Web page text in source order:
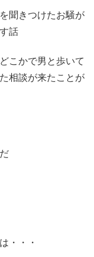
聞きつけたお騒が
話
こかで男と歩いて
相談が来たことが
・・・